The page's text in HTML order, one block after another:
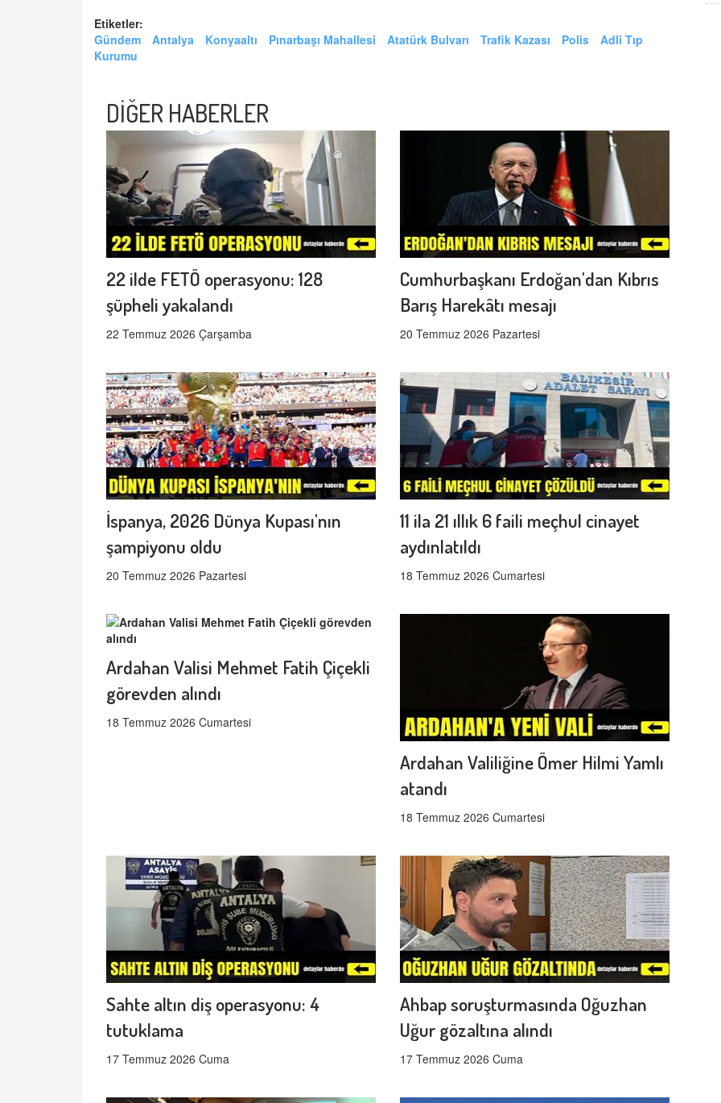
Etiketler:
Gündem
Antalya Konyaaltı Pınarbaşı Mahallesi Atatürk Bulvarı Trafik Kazası Polis
Adli Tıp
Kurumu
DİĞER HABERLER
22 ilde FETÖ operasyonu: 128
şüpheli yakalandı
22 Temmuz 2026 Çarşamba
Cumhurbaşkanı Erdoğan'dan Kıbrıs
Barış Harekâtı mesajı
20 Temmuz 2026 Pazartesi
İspanya, 2026 Dünya Kupası'nın
şampiyonu oldu
20 Temmuz 2026 Pazartesi
11 ila 21 ıllık 6 faili meçhul cinayet
aydınlatıldı
18 Temmuz 2026 Cumartesi
Ardahan Valisi Mehmet Fatih Çiçekli
görevden alındı
18 Temmuz 2026 Cumartesi
Ardahan Valiliğine Ömer Hilmi Yamlı
atandı
18 Temmuz 2026 Cumartesi
Sahte altın diş operasyonu: 4
tutuklama
17 Temmuz 2026 Cuma
Ahbap soruşturmasında Oğuzhan
Uğur gözaltına alındı
17 Temmuz 2026 Cuma